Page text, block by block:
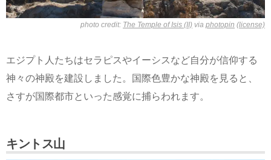
photo credit: The Temple of Isis (II) via photopin (license)
エジプト人たちはセラピスやイーシスなど自分が信仰する
神々の神殿を建設しました。国際色豊かな神殿を見ると、
さすが国際都市といった感覚に捕らわれます。
キントス山